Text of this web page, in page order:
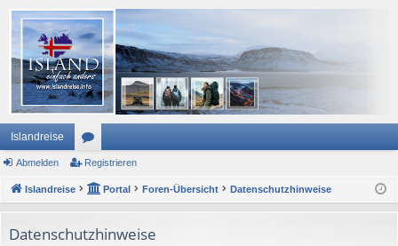
Islandreise
or
en
Abmelden Registrieren
Islandreise Portal Foren-Übersicht Datenschutzhinweise
Datenschutzhinweise